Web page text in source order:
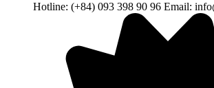
Hotline: (+84) 093 398 90 96 Email: